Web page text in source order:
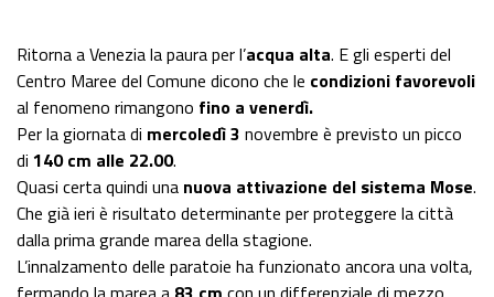
Ritorna a Venezia la paura per l’acqua alta. E gli esperti del
Centro Maree del Comune dicono che le condizioni favorevoli
al fenomeno rimangono fino a venerdì.
Per la giornata di mercoledì 3 novembre è previsto un picco
di 140 cm alle 22.00.
Quasi certa quindi una nuova attivazione del sistema Mose.
Che già ieri è risultato determinante per proteggere la città
dalla prima grande marea della stagione.
L’innalzamento delle paratoie ha funzionato ancora una volta,